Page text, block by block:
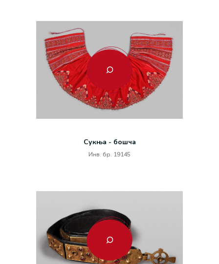
Сукња - бошча
Инв. бр. 19145